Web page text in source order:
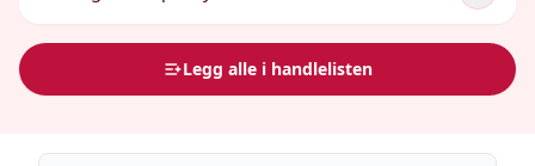
Legg alle i handlelisten